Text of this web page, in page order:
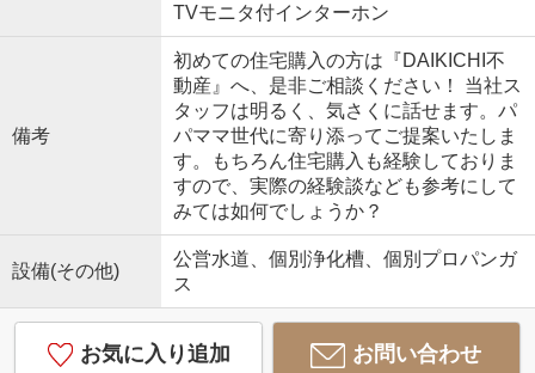
TVモニタ付インターホン
備考
初めての住宅購入の方は『DAIKICHI不
動産』へ、是非ご相談ください！ 当社ス
タッフは明るく、気さくに話せます。パ
パママ世代に寄り添ってご提案いたしま
す。もちろん住宅購入も経験しておりま
すので、実際の経験談なども参考にして
みては如何でしょうか？
設備(その他)
公営水道、個別浄化槽、個別プロパンガ
ス
お気に入り追加 お問い合わせ